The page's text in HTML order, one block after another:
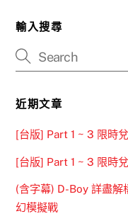
輸入搜尋
近期文章
[台版] Part 1 ~ 3 限時
[台版] Part 1 ~ 3 限時
(含字幕) D-Boy 詳盡解
幻模擬戰